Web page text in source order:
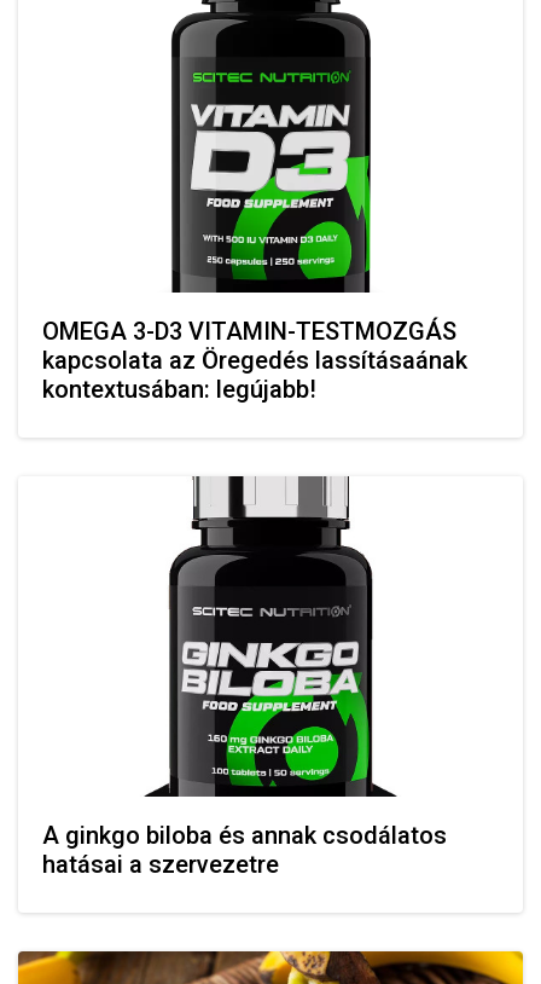
OMEGA 3-D3 VITAMIN-TESTMOZGÁS
kapcsolata az Öregedés lassításaának
kontextusában: legújabb!
A ginkgo biloba és annak csodálatos
hatásai a szervezetre